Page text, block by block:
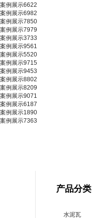
案例展示6622
案例展示6982
案例展示7850
案例展示7979
案例展示3733
案例展示9561
案例展示5520
案例展示9715
案例展示9453
案例展示8802
案例展示8209
案例展示9071
案例展示6187
案例展示1890
案例展示7363
产品分类
水泥瓦